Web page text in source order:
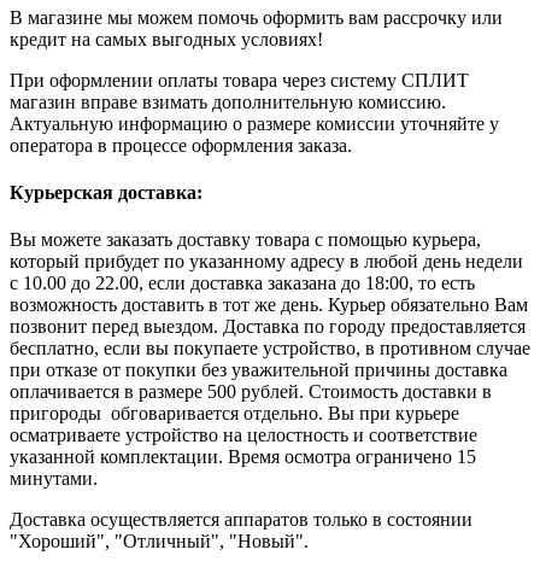
В магазине мы можем помочь оформить вам рассрочку или
кредит на самых выгодных условиях!
При оформлении оплаты товара через систему СПЛИТ
магазин вправе взимать дополнительную комиссию.
Актуальную информацию о размере комиссии уточняйте у
оператора в процессе оформления заказа.
Курьерская доставка:
Вы можете заказать доставку товара с помощью курьера,
который прибудет по указанному адресу в любой день недели
с 10.00 до 22.00, если доставка заказана до 18:00, то есть
возможность доставить в тот же день. Курьер обязательно Вам
позвонит перед выездом. Доставка по городу предоставляется
бесплатно, если вы покупаете устройство, в противном случае
при отказе от покупки без уважительной причины доставка
оплачивается в размере 500 рублей. Стоимость доставки в
пригороды обговаривается отдельно. Вы при курьере
осматриваете устройство на целостность и соответствие
указанной комплектации. Время осмотра ограничено 15
минутами.
Доставка осуществляется аппаратов только в состоянии
"Хороший", "Отличный", "Новый".